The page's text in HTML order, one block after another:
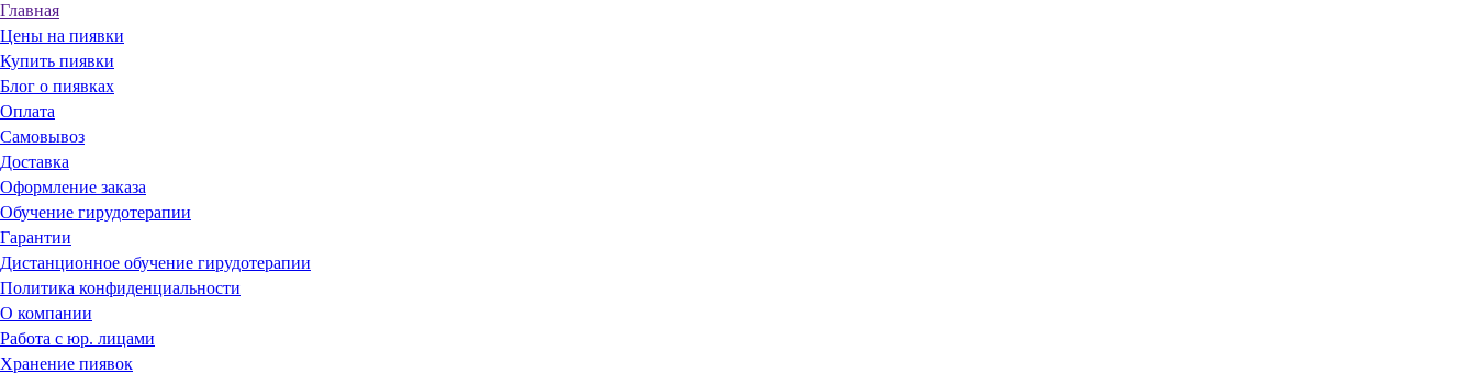
Главная
Цены на пиявки
Купить пиявки
Блог о пиявках
Оплата
Самовывоз
Доставка
Оформление заказа
Обучение гирудотерапии
Гарантии
Дистанционное обучение гирудотерапии
Политика конфиденциальности
О компании
Работа с юр. лицами
Хранение пиявок